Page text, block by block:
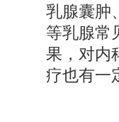
乳腺囊肿
等乳腺常
果，对内
疗也有一